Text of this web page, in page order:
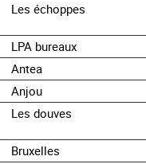
Les échoppes
LPA bureaux
Antea
Anjou
Les douves
Bruxelles